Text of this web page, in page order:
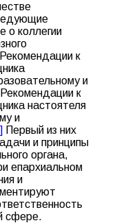
о коллегии
к
и
к
настоятеля
и
Первый из них
и принципы
органа,
епархиальном
и
сфере.